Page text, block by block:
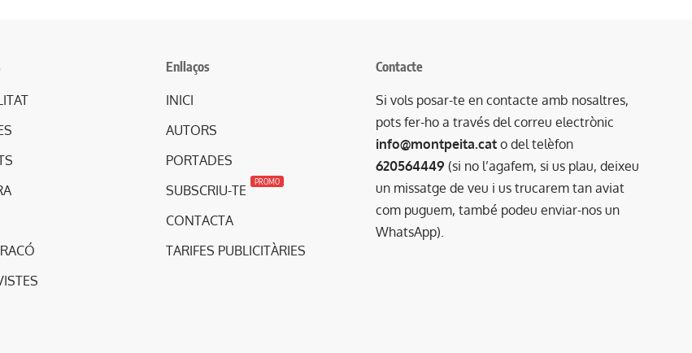
Enllaços
INICI
AUTORS
PORTADES
SUBSCRIU-TE
PROMO
CONTACTA
TARIFES PUBLICITÀRIES
Contacte
Si vols posar-te en contacte amb nosaltres,
pots fer-ho a través del correu electrònic
info@montpeita.cat o del telèfon
620564449 (si no l’agafem, si us plau, deixeu
un missatge de veu i us trucarem tan aviat
com puguem, també podeu enviar-nos un
WhatsApp).